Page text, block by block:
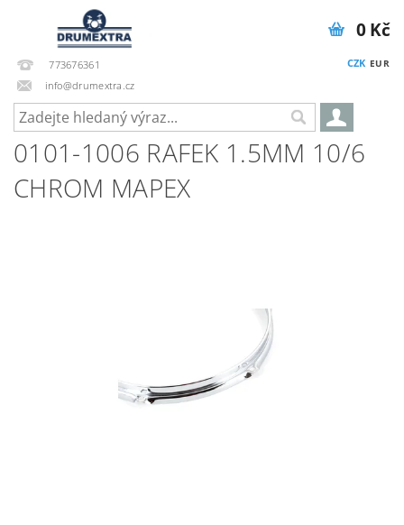
773676361
info@drumextra.cz
CZK EUR
0 Kč
0101-1006 RAFEK 1.5MM 10/6
CHROM MAPEX